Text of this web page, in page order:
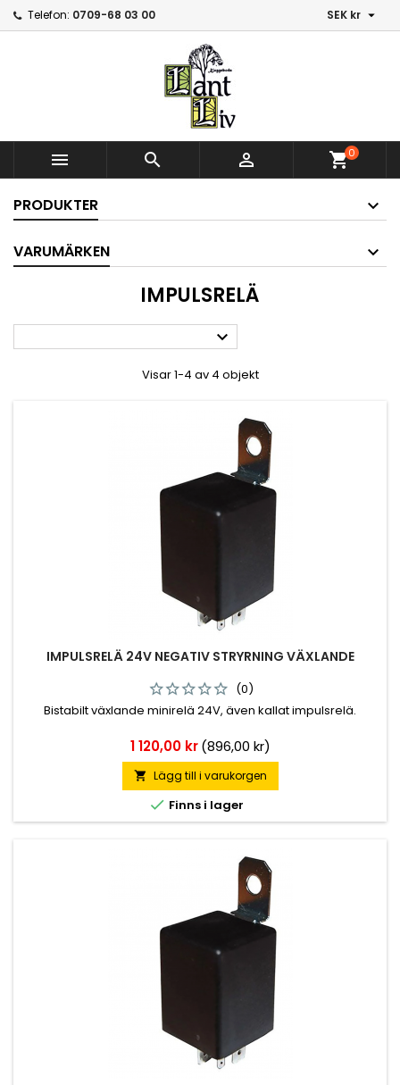
Telefon: 0709-68 03 00 SEK kr 
   shopping_cart0
PRODUKTER
VARUMÄRKEN
IMPULSRELÄ

Visar 1-4 av 4 objekt
IMPULSRELÄ 24V NEGATIV STRYRNING VÄXLANDE
(0)
Bistabilt växlande minirelä 24V, även kallat impulsrelä.
Pris
1 120,00 kr (896,00 kr)
 Lägg till i varukorgen
 Finns i lager